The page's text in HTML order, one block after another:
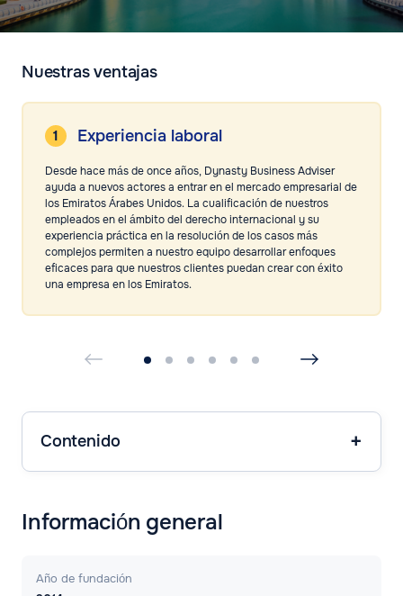
Nuestras ventajas
Experiencia laboral
Desde hace más de once años, Dynasty Business Adviser
ayuda a nuevos actores a entrar en el mercado empresarial de
los Emiratos Árabes Unidos. La cualificación de nuestros
empleados en el ámbito del derecho internacional y su
experiencia práctica en la resolución de los casos más
complejos permiten a nuestro equipo desarrollar enfoques
eficaces para que nuestros clientes puedan crear con éxito
una empresa en los Emiratos.
Contenido
Información general
Año de fundación